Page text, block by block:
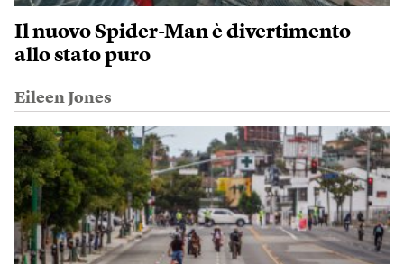
Il nuovo Spider-Man è divertimento
allo stato puro
Eileen Jones